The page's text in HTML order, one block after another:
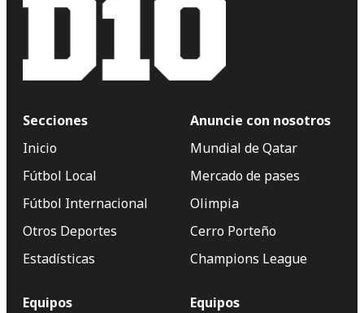
Secciones
Inicio
Fútbol Local
Fútbol Internacional
Otros Deportes
Estadísticas
Anuncie con nosotros
Mundial de Qatar
Mercado de pases
Olimpia
Cerro Porteño
Champions League
Equipos
Equipos